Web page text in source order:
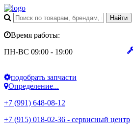
Время работы:
ПН-ВС 09:00 - 19:00
подобрать запчасти
Определение...
+7 (991) 648-08-12
+7 (915) 018-02-36 - сервисный центр